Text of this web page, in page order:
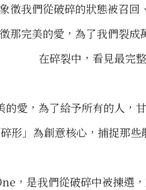
我們從破碎的狀態被召回
完美的愛，為了我們裂成
在碎裂中，看見最完
的愛，為了給予所有的人，
形」為創意核心，捕捉那些
，是我們從破碎中被揀選